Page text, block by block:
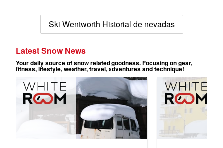
Ski Wentworth Historial de nevadas